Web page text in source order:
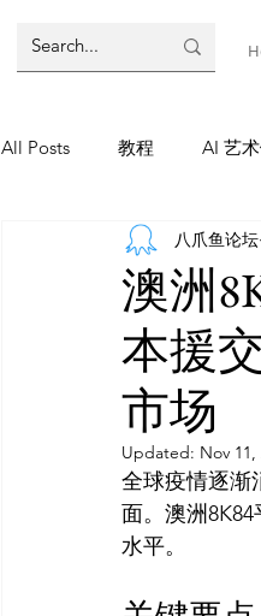
All Posts 教程 AI 艺
AI 工具
灵感库 AI
澳洲
本援
市场
八爪鱼论坛
Updated: Nov 11,
全球疫情逐渐
面。澳洲
水平。